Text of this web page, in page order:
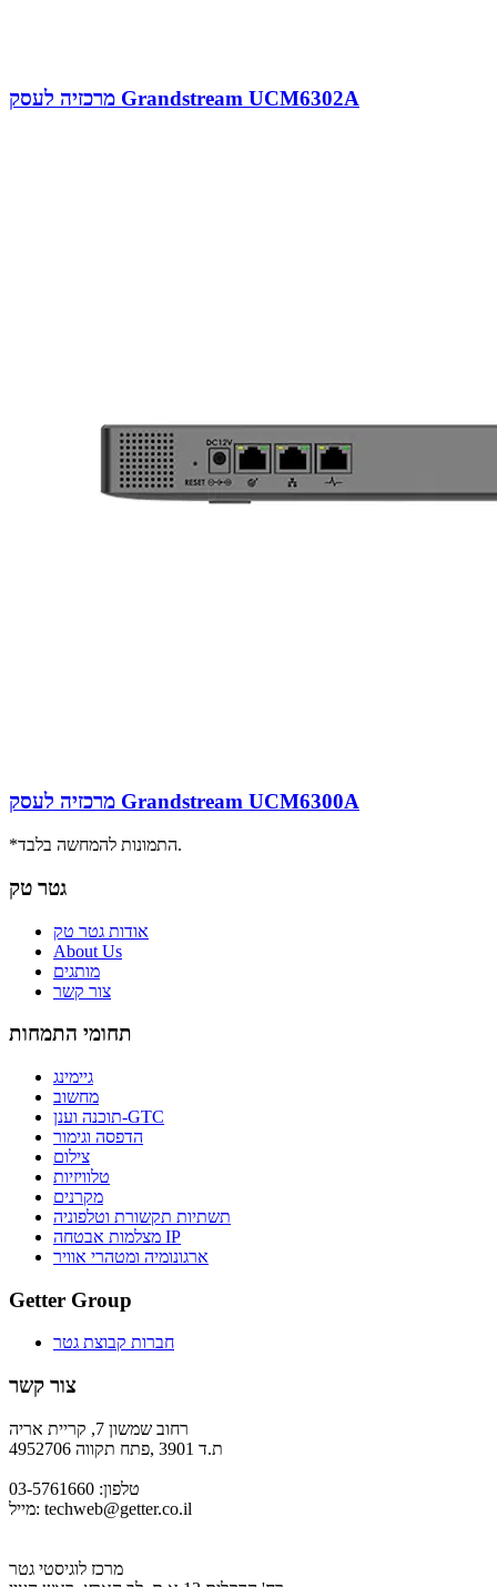
מרכזיה לעסק Grandstream UCM6302A
מרכזיה לעסק Grandstream UCM6300A
*התמונות להמחשה בלבד.
גטר טק
אודות גטר טק
About Us
מותגים
צור קשר
תחומי התמחות
גיימינג
מחשוב
תוכנה וענן-GTC
הדפסה וגימור
צילום
טלוויזיות
מקרנים
תשתיות תקשורת וטלפוניה
מצלמות אבטחה IP
ארגונומיה ומטהרי אוויר
Getter Group
חברות קבוצת גטר
צור קשר
רחוב שמשון 7, קריית אריה
ת.ד 3901 ,פתח תקווה 4952706
טלפון: 03-5761660
מייל: techweb@getter.co.il
מרכז לוגיסטי גטר